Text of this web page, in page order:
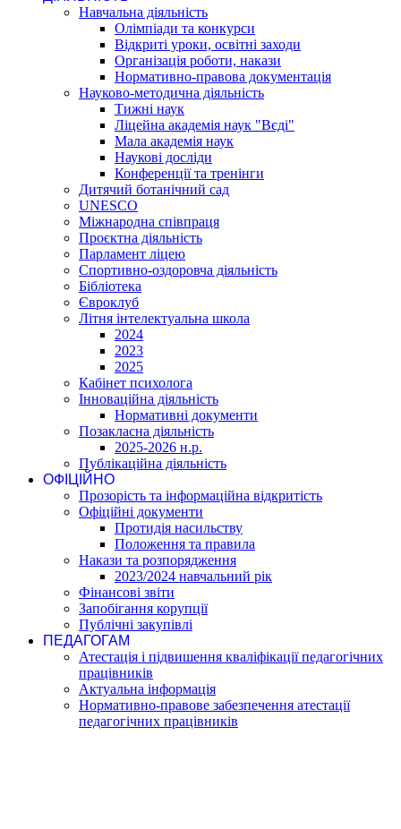
Навчальна діяльність
Олімпіади та конкурси
Відкриті уроки, освітні заходи
Організація роботи, накази
Нормативно-правова документація
Науково-методична діяльність
Тижні наук
Ліцейна академія наук "Вєді"
Мала академія наук
Наукові досліди
Конференції та тренінги
Дитячий ботанічний сад
UNESCO
Міжнародна співпраця
Проєктна діяльність
Парламент ліцею
Спортивно-оздоровча діяльність
Бібліотека
Євроклуб
Літня інтелектуальна школа
2024
2023
2025
Кабінет психолога
Інноваційна діяльність
Нормативні документи
Позакласна діяльність
2025-2026 н.р.
Публікаційна діяльність
ОФІЦІЙНО
Прозорість та інформаційна відкритість
Офіційні документи
Протидія насильству
Положення та правила
Накази та розпорядження
2023/2024 навчальний рік
Фінансові звіти
Запобігання корупції
Публічні закупівлі
ПЕДАГОГАМ
Атестація і підвишення кваліфікації педагогічних
працівників
Актуальна інформація
Нормативно-правове забезпечення атестації
педагогічних працівників